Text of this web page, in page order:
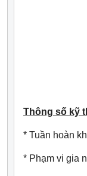
Thông số kỹ
* Tuần hoàn
* Phạm vi gia